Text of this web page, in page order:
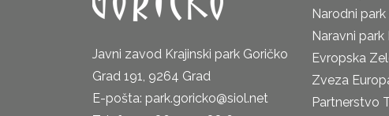
Javni zavod Krajinski park Goričko
Grad 191, 9264 Grad
E-pošta: park.goricko@siol.net
Narodni park
Naravni park
Evropska
Zveza
Partnerstvo